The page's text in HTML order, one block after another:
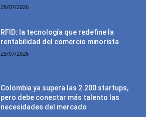
28/07/2026
RFID: la tecnología que redefine la
rentabilidad del comercio minorista
25/07/2026
Colombia ya supera las 2.200 startups,
pero debe conectar más talento las
necesidades del mercado